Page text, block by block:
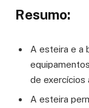
Resumo:
A esteira e a
de exercícios
A esteira